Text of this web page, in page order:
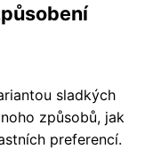
sladkých
způsobů, jak
preferencí.